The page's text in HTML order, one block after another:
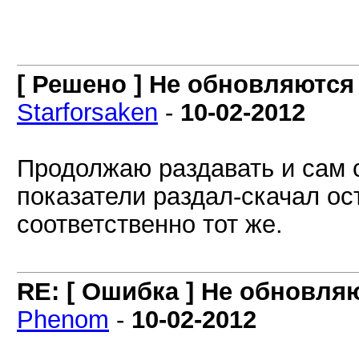
[ Решено ] Не обновляются
Starforsaken - 10-02-2012
Продолжаю раздавать и сам
показатели раздал-скачал
соответственно тот же.
RE: [ Ошибка ] Не
Phenom - 10-02-2012